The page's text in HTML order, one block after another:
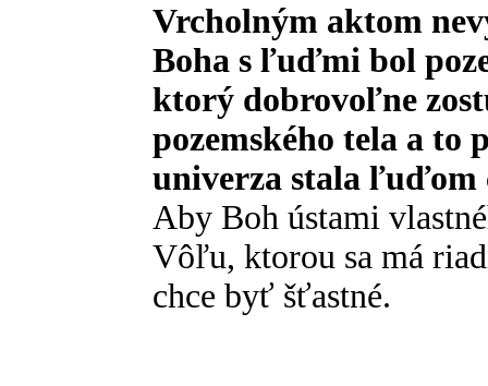
Vrcholným aktom
Boha s ľuďmi bol
ktorý dobrovoľne
pozemského tela a to
univerza stala ľuďom
Aby Boh ústami
Vôľu, ktorou sa má
chce byť šťastné.